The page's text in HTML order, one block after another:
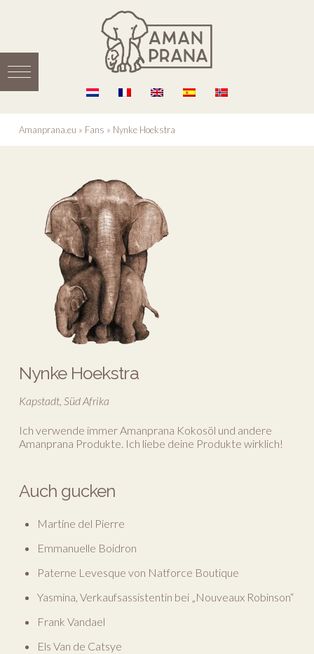
Amanprana.eu » Fans » Nynke Hoekstra
Nynke Hoekstra
Kapstadt, Süd Afrika
Ich verwende immer Amanprana Kokosöl und andere
Amanprana Produkte. Ich liebe deine Produkte wirklich!
Auch gucken
Martine del Pierre
Emmanuelle Boidron
Paterne Levesque von Natforce Boutique
Yasmina, Verkaufsassistentin bei „Nouveaux Robinson“
Frank Vandael
Els Van de Catsye